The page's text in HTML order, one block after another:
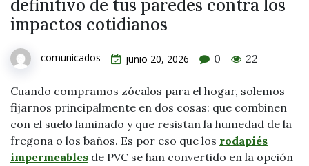
definitivo de tus paredes contra los
impactos cotidianos
comunicados junio 20, 2026 0 22
Cuando compramos zócalos para el hogar, solemos
fijarnos principalmente en dos cosas: que combinen
con el suelo laminado y que resistan la humedad de la
fregona o los baños. Es por eso que los rodapiés
impermeables de PVC se han convertido en la opción